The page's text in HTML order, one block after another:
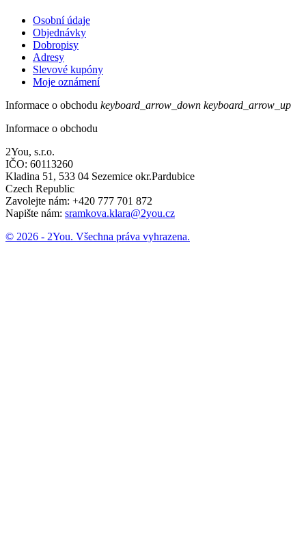
Osobní údaje
Objednávky
Dobropisy
Adresy
Slevové kupóny
Moje oznámení
Informace o obchodu keyboard_arrow_down keyboard_arrow_up
Informace o obchodu
2You, s.r.o.
IČO: 60113260
Kladina 51, 533 04 Sezemice okr.Pardubice
Czech Republic
Zavolejte nám: +420 777 701 872
Napište nám: sramkova.klara@2you.cz
© 2026 - 2You. Všechna práva vyhrazena.